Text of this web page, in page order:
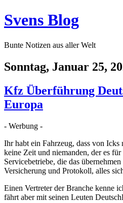
Svens Blog
Bunte Notizen aus aller Welt
Sonntag, Januar 25,
Kfz Überführung
Europa
- Werbung -
Ihr habt ein Fahrzeug, dass von
keine Zeit und niemanden, der es
Servicebetriebe, die das
Versicherung und Protokoll, alles
Einen Vertreter der Branche kenne
fährt aber mit seinen Leuten